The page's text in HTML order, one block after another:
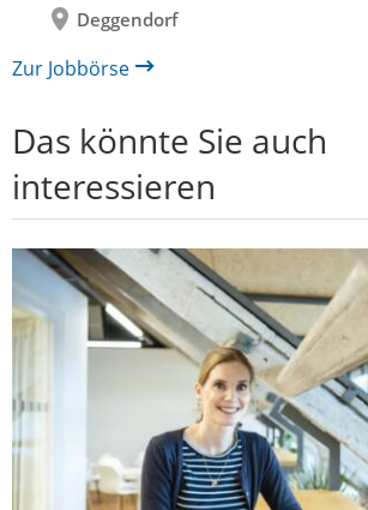
Deggendorf
Zur Jobbörse
Das könnte Sie auch
interessieren